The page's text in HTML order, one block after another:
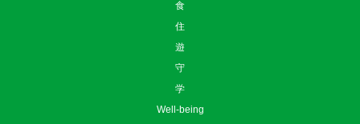
食
住
遊
守
学
Well-being